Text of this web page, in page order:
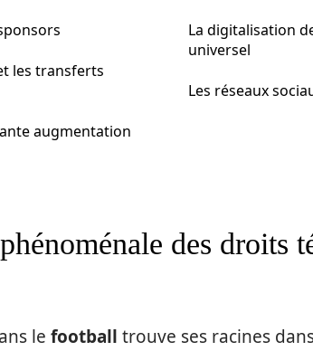
les transferts
augmentation
La digitalisation
universel
Les réseaux
des droits
le football trouve ses racines